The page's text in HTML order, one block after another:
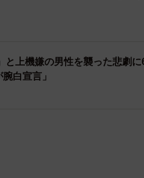
と上機嫌の男性を襲った悲劇
白宣言」